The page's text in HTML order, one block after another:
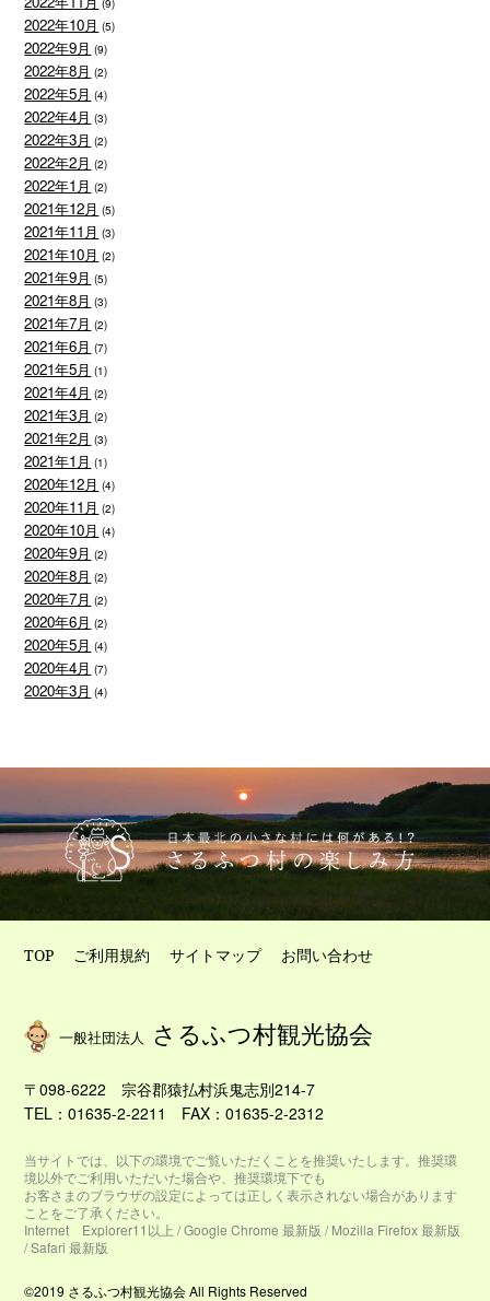
(9)
2022年10月 (5)
2022年9月 (9)
2022年8月 (2)
2022年5月 (4)
2022年4月 (3)
2022年3月 (2)
2022年2月 (2)
2022年1月 (2)
2021年12月 (5)
2021年11月 (3)
2021年10月 (2)
2021年9月 (5)
2021年8月 (3)
2021年7月 (2)
2021年6月 (7)
2021年5月 (1)
2021年4月 (2)
2021年3月 (2)
2021年2月 (3)
2021年1月 (1)
2020年12月 (4)
2020年11月 (2)
2020年10月 (4)
2020年9月 (2)
2020年8月 (2)
2020年7月 (2)
2020年6月 (2)
2020年5月 (4)
2020年4月 (7)
2020年3月 (4)
TOP ご利用規約 サイトマップ お問い合わせ
一般社団法人 さるふつ村観光協会
〒098-6222
宗谷郡猿払村浜鬼志別214-7
TEL：01635-2-2211 FAX：01635-2-2312
当サイトでは、以下の環境でご覧いただくことを推奨いたします。推奨環
境以外でご利用いただいた場合や、推奨環境下でも
お客さまのブラウザの設定によっては正しく表示されない場合があります
ことをご了承ください。
Internet Explorer11以上 / Google Chrome 最新版 / Mozilla Firefox 最新版
/ Safari 最新版
©2019 さるふつ村観光協会 All Rights Reserved